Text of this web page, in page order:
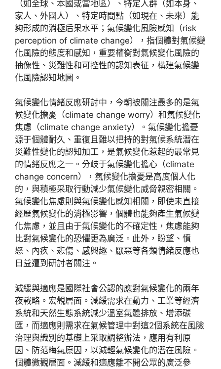
（如全球、本國或當地區）、特定人群（如本身、
家人、外國人）、特定時間點（如現在、未來）能
夠形成的消極后果水平；氣候變化風險感知（risk
perception of climate change），指個體對氣候變
化風險的態度和感知，重要權衡對氣候變化風險的
抽像性、災難性和可控性的認知表征，構建氣候變
化風險認知地圖。
氣候變化情緒反應研討中，今朝被關注最多的是氣
候變化擔憂（climate change worry）和氣候變化
焦慮（climate change anxiety）。氣候變化擔憂
源于個體耐久、重復且難以把持的對氣候系統潛在
災難性變化的認知加工，是氣候變化惹起的最常見
的情緒反應之一。分歧于氣候變化擔心（climate
change concern），氣候變化擔憂是高度個人化
的，與積極采取行動減少氣候變化威脅親密相關。
氣候變化焦慮則與氣候變化感知相關，即使未直接
經歷氣候變化的消極影響，個體也能夠產生氣候變
化焦慮，並且由于氣候變化的不確定性，焦慮能夠
比對氣候變化的恐懼更為廣泛。此外，盼望、憤
怒、內疚、悲傷、感興趣、厭惡等各類情緒反應也
日益遭到研討者關注。
減緩與適應是國際社會公認的應對氣候變化的兩年
夜戰略。宏觀層面。減緩需求在動力、工業等經濟
系統和天然生態系統減少溫室氣體排放、增添碳
匯，而適應則需求在氣候管理中對這2個系統在風險
治理與識別的基礎上采取調整辦法，應用有利原
因、防范晦氣原因，以減輕氣候變化的潛在風險。
個體微觀層面。減緩和適應離不開公眾的廣泛參